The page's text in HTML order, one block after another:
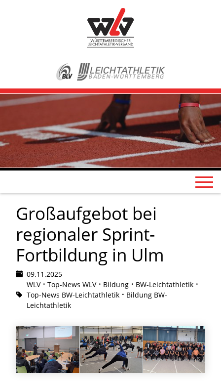
Großaufgebot bei
regionaler Sprint-
Fortbildung in Ulm
09.11.2025
WLV
Top-News WLV Bildung
BW-Leichtathletik
Top-News BW-Leichtathletik
Bildung BW-
Leichtathletik